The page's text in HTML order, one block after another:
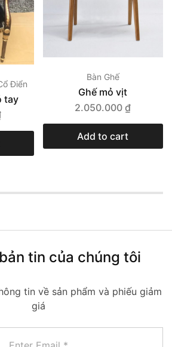
Điển
tay
Bàn Ghế
Ghế mỏ vịt
2.050.000₫
Add to cart
tin của chúng tôi
tin về sản phẩm và phiếu giảm
giá